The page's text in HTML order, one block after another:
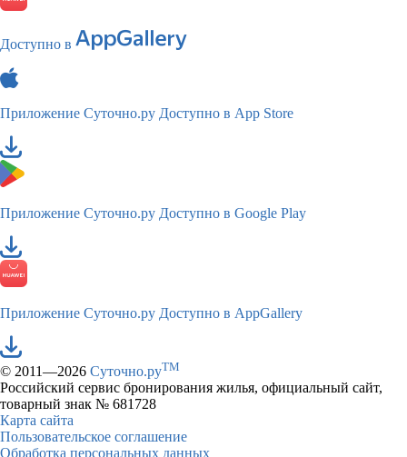
Доступно в
Приложение Суточно.ру Доступно в App Store
Приложение Суточно.ру Доступно в Google Play
Приложение Суточно.ру Доступно в AppGallery
© 2011—2026 Суточно.руTM
Российский сервис бронирования жилья, официальный сайт,
товарный знак № 681728
Карта сайта
Пользовательское соглашение
Обработка персональных данных